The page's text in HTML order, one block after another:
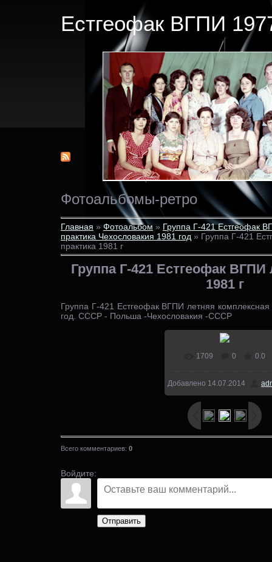
Естгеофак ВГПИ
Фотоальбомы-ретро
Главная » Фотоальбом» Группа Г-421 Естгеофак
практика Чехословакия 1981 год » Группа Г-421
практика 1981 г
Группа Г-421 Естгеофак ВГПИ
1981 г
Группа Г-421 Естгеофак ВГПИ летняя комплексная
год. СССР - Польша -Чехословакия -СССР
В реальном размере
1000x696 / 150.3Kb
1709 0 0.0
Добавлено 14.07.2014
Всего комментариев: 0
Войдите:
Отправить